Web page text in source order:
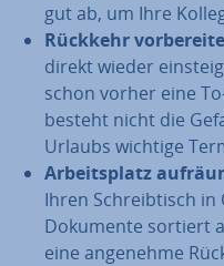
gut ab, um Ihre
Rückkehr
direkt wieder
schon vorher eine
besteht nicht die
Urlaubs wichtige
Ar­beits­platz
Ihren Schreib­tisch
Dokumente sortiert
eine angenehme